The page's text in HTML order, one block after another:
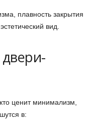
плавность закрытия
вид.
ценит минимализм,
в: